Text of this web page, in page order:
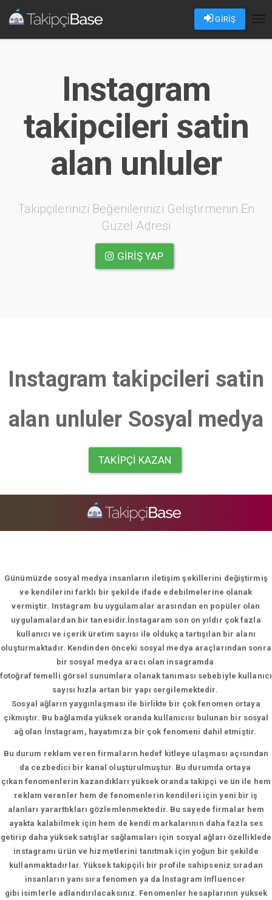
GİRİŞ
Instagram
takipcileri satin
alan unluler
Takipçilerinizi Beğenilerinizi Geliştirmenin En
Güzel Adresi
GIRIŞ YAP
Instagram takipcileri satin
alan unluler Sosyal medya
TAKIPÇI KAZAN
Günümüzde sosyal medya insanların iletişim şekillerini değiştirmiş
ve kendilerini farklı bir şekilde ifade edebilmelerine olanak
vermiştir. Instagram bu uygulamalar arasından en popüler olan
uygulamalardan bir tanesidir.İnstagaram son on yıldır çok fazla
kullanıcı ve içerik üretim sayısı ile oldukça tartışılan bir alanı
oluşturmaktadır. Kendinden önceki sosyal medya araçlarından sonra
bir sosyal medya aracı olan insagramda
fotoğraf temelli görsel sunumlara olanak tanıması sebebiyle kullanıcı
sayısı hızla artan bir yapı sergilemektedir.
Sosyal ağların yaygınlaşması ile birlikte bir çok fenomen ortaya
çıkmıştır. Bu bağlamda yüksek oranda kullanıcısı bulunan bir sosyal
ağ olan İnstagram, hayatımıza bir çok fenomeni dahil etmiştir.
Bu durum reklam veren firmaların hedef kitleye ulaşması açısından
da cezbedici bir kanal oluşturulmuştur. Bu durumda ortaya
çıkan fenomenlerin kazandıkları yüksek oranda takipçi ve ün ile hem
reklam verenler hem de fenomenlerin kendileri için yeni bir iş
alanları yararttıkları gözlemlenmektedir. Bu sayede firmalar hem
ayakta kalabilmek için hem de kendi markalarının daha fazla ses
getirip daha yüksek satışlar sağlamaları için sosyal ağları özelliklede
instagramı ürün ve hizmetlerini tanıtmak için yoğun bir şekilde
kullanmaktadırlar. Yüksek takipçili bir profile sahipseniz sıradan
insanların yanı sıra fenomen ya da İnstagram Influencer
gibi isimlerle adlandırılacaksınız. Fenomenler hesaplarının yüksek